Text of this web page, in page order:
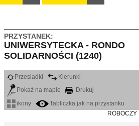
PRZYSTANEK:
UNIWERSYTECKA - RONDO
SOLIDARNOŚCI (1240)
Przesiadki
Kierunki
Pokaż na mapie
Drukuj
ikony
Tabliczka jak na przystanku
ROBOCZY